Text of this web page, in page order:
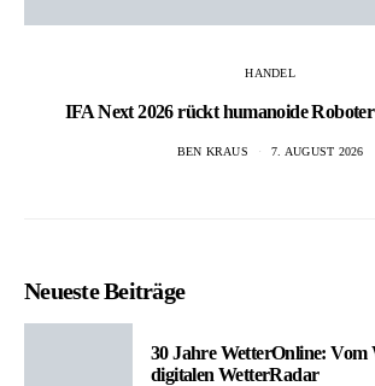
HANDEL
IFA Next 2026 rückt humanoide
BEN KRAUS 7. AUGUST 2026
Neueste Beiträge
30 Jahre WetterOnline: Vom
digitalen WetterRadar